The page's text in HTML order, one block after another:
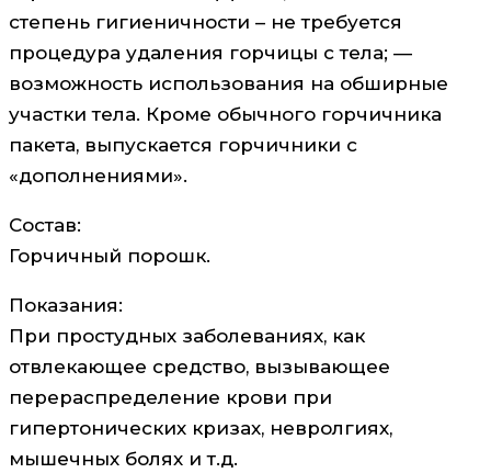
степень гигиеничности – не требуется
процедура удаления горчицы с тела; —
возможность использования на обширные
участки тела. Кроме обычного горчичника
пакета, выпускается горчичники с
«дополнениями».
Состав:
Горчичный порошк.
Показания:
При простудных заболеваниях, как
отвлекающее средство, вызывающее
перераспределение крови при
гипертонических кризах, невролгиях,
мышечных болях и т.д.